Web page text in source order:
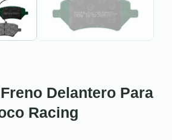
Delantero Para
Racing